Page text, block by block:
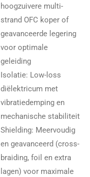
hoogzuivere multi-
strand OFC koper of
geavanceerde legering
voor optimale
geleiding
Isolatie: Low-loss
diëlektricum met
vibratiedemping en
mechanische stabiliteit
Shielding: Meervoudig
en geavanceerd (cross-
braiding, foil en extra
lagen) voor maximale